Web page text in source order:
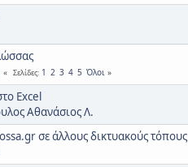
Σελίδες 1 2 3 4 5 Όλοι
Excel
Αθανάσιος Λ.
σε άλλους δικτυακούς τόπους